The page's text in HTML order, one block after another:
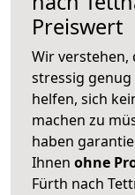
Preiswert
Wir verstehen,
stressig
helfen, sich
machen zu
haben
Ihnen ohne
Fürth nach